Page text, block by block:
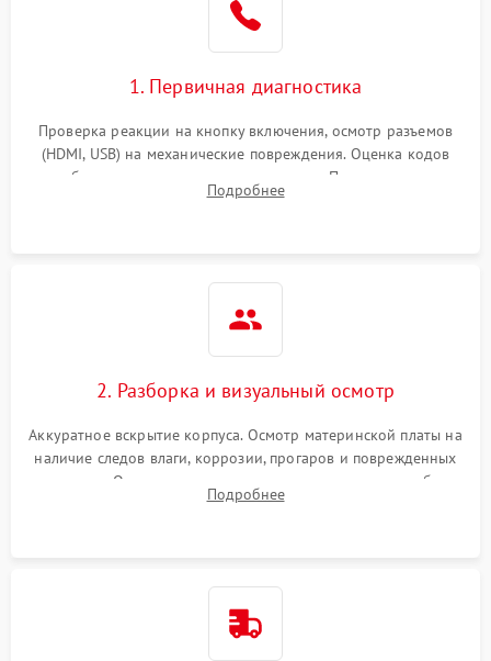
1. Первичная диагностика
Проверка реакции на кнопку включения, осмотр разъемов
(HDMI, USB) на механические повреждения. Оценка кодов
ошибок на экране или по индикаторам. Проверка чтения
дисков, работы геймпадов и наличия гарантийных пломб.
Подробнее
2. Разборка и визуальный осмотр
Аккуратное вскрытие корпуса. Осмотр материнской платы на
наличие следов влаги, коррозии, прогаров и поврежденных
элементов. Оценка состояния системы охлаждения, турбины
кулера и степени загрязнения радиатора пылью.
Подробнее